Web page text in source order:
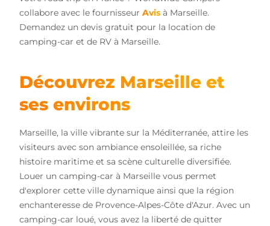
collabore avec le fournisseur Avis à Marseille.
Demandez un devis gratuit pour la location de
camping-car et de RV à Marseille.
Découvrez Marseille et
ses environs
Marseille, la ville vibrante sur la Méditerranée, attire les
visiteurs avec son ambiance ensoleillée, sa riche
histoire maritime et sa scène culturelle diversifiée.
Louer un camping-car à Marseille vous permet
d'explorer cette ville dynamique ainsi que la région
enchanteresse de Provence-Alpes-Côte d'Azur. Avec un
camping-car loué, vous avez la liberté de quitter